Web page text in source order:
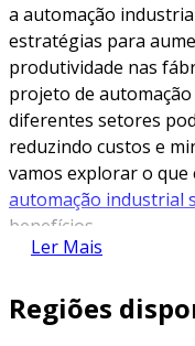
a automação
estratégias para
produtividade nas
projeto de
diferentes setores
reduzindo custos e
vamos explorar o que
automação industrial
benefícios.
automação industrial
Ler Mais
Regiões